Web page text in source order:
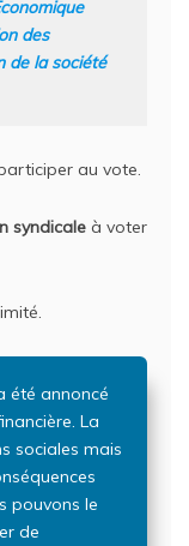
des
de la société
au vote.
syndicale à voter
été annoncé
La
sociales mais
pouvons le
de